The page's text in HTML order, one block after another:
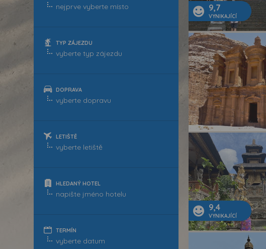
TYP ZÁJEZDU
DOPRAVA
LETIŠTĚ
HLEDANÝ HOTEL
TERMÍN
9,7
VYNIKAJÍCÍ
9,4
VYNIKAJÍCÍ